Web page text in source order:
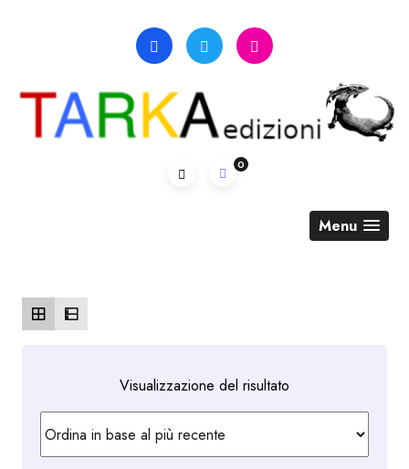
0
Menu
Visualizzazione del risultato